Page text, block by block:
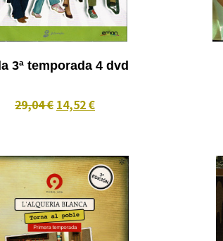
3ª temporada 4 dvd
29,04 € 14,52 €